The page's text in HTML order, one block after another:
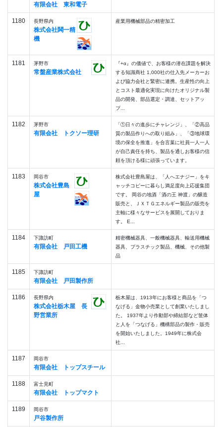
有限会社 東和電子
1180 長野県内
株式会社鬨一精
機
産業用機械部品の精密加工
1181 茅野市
常盤産業株式会社
『+α』の価値で、お客様の潜在課題を解決
する知識商社 1,000社の仕入先メーカーお
よび協力会社と緊密に連携。生産性の向上
とコスト最適化実現に向けたオリジナル製
品の開発、部品選定・調達、セットアッ
プ...
1182 茅野市
有限会社 トクソー理研
「①日々の進歩にチャレンジ」、「②高品
質の製品作りへの取り組み」、「③地球環
境の保全を推進」を合言葉に社員一人一人
が自己責任を持ち、製品を通しお客様の信
頼を頂ける様に頑張っています。
1183 岡谷市
株式会社豊島
屋
株式会社豊島屋は、「人へエナジー」をキ
ャッチコピーに暮らし満足度向上応援集団
です。 岡谷の地酒「酒の王 神渡」の醸造
販売と、ＪＸＴＧエネルギー製品の販売を
主軸に様々なサービスを展開しておりま
す。 E...
1184 下諏訪町
有限会社 戸田工機
精密機械器具、一般機械器具、輸送用機械
器具、プラスチック製品、機械、その他製
品
1185 下諏訪町
有限会社 戸田製作所
1186 長野県内
株式会社栃木屋 長
野営業所
栃木屋は、1913年にお客様と商品を「つ
なげる」金物小売業として創業いたしまし
た。 1937年より作動部や締結部など筐体
と人を「つなげる」機構部品の製作・販売
を開始いたしました。1949年に株式会
社...
1187 岡谷市
有限会社 トップスチール
1188 富士見町
有限会社 トップマクト
1189 岡谷市
戸谷製作所